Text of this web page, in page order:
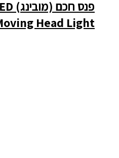
Head Light